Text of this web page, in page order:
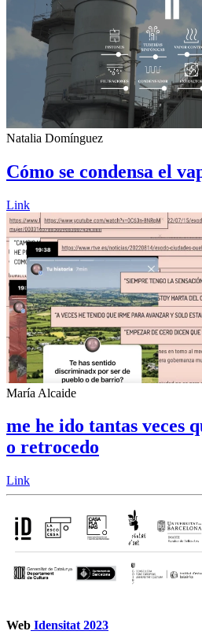
Natalia Domínguez
Cómo se condensa el
Link
María Alcaide
me he ido tantas veces
o retrocedo
Link
Web Idensitat 2023